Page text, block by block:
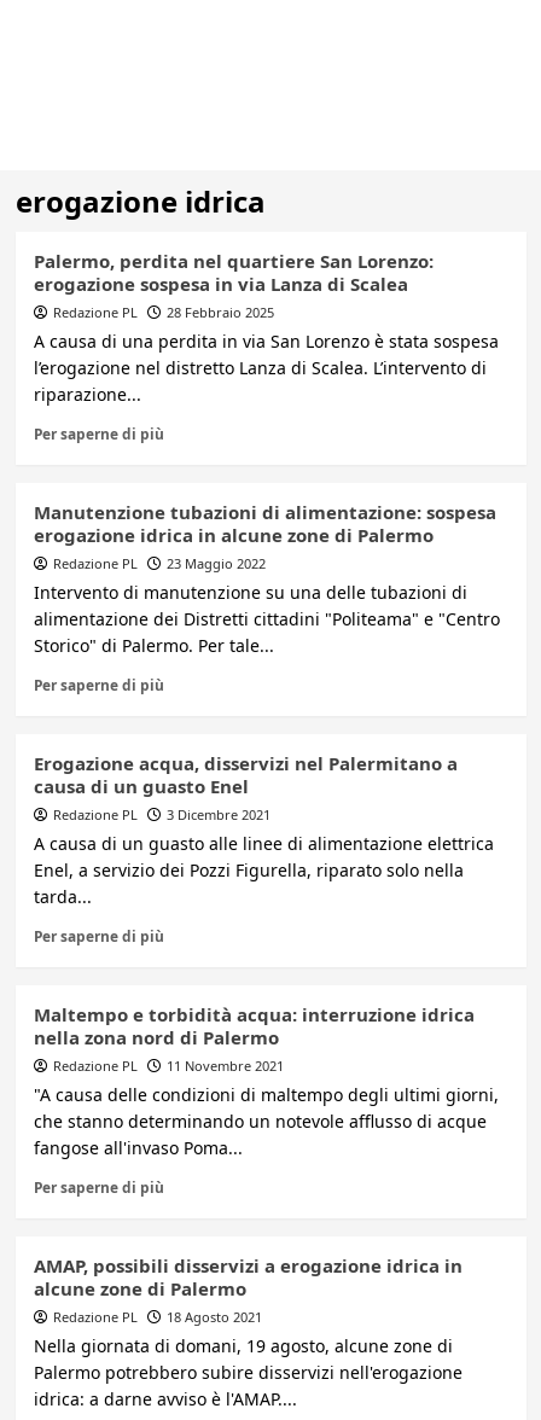
erogazione idrica
Palermo, perdita nel quartiere San Lorenzo:
erogazione sospesa in via Lanza di Scalea
Redazione PL 28 Febbraio 2025
A causa di una perdita in via San Lorenzo è stata sospesa
l’erogazione nel distretto Lanza di Scalea. L’intervento di
riparazione...
Per saperne di più
Manutenzione tubazioni di alimentazione: sospesa
erogazione idrica in alcune zone di Palermo
Redazione PL 23 Maggio 2022
Intervento di manutenzione su una delle tubazioni di
alimentazione dei Distretti cittadini "Politeama" e "Centro
Storico" di Palermo. Per tale...
Per saperne di più
Erogazione acqua, disservizi nel Palermitano a
causa di un guasto Enel
Redazione PL 3 Dicembre 2021
A causa di un guasto alle linee di alimentazione elettrica
Enel, a servizio dei Pozzi Figurella, riparato solo nella
tarda...
Per saperne di più
Maltempo e torbidità acqua: interruzione idrica
nella zona nord di Palermo
Redazione PL 11 Novembre 2021
"A causa delle condizioni di maltempo degli ultimi giorni,
che stanno determinando un notevole afflusso di acque
fangose all'invaso Poma...
Per saperne di più
AMAP, possibili disservizi a erogazione idrica in
alcune zone di Palermo
Redazione PL 18 Agosto 2021
Nella giornata di domani, 19 agosto, alcune zone di
Palermo potrebbero subire disservizi nell'erogazione
idrica: a darne avviso è l'AMAP....